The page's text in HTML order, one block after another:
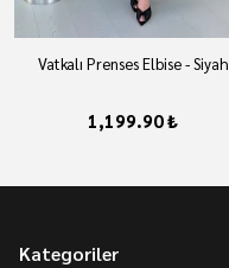
Vatkalı Prenses Elbise - Siyah
1,199.90 ₺
Kategoriler